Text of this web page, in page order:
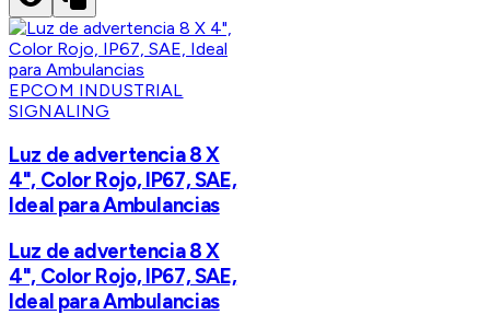
EPCOM INDUSTRIAL
SIGNALING
Luz de advertencia 8 X
4", Color Rojo, IP67, SAE,
Ideal para Ambulancias
Luz de advertencia 8 X
4", Color Rojo, IP67, SAE,
Ideal para Ambulancias